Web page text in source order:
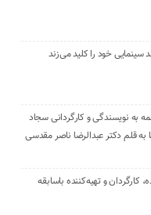
سینمایی خود را کلید می‌زند
به نویسندگی و کارگردانی سجاد
به قلم دکتر عبدالرضا ناصر مقدسی
کارگردان و تهیه‌کننده باسابقه